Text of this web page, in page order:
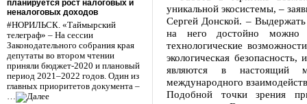
планируется рост налоговых и
неналоговых доходов
#НОРИЛЬСК. «Таймырский
телеграф» – На сессии
Законодательного собрания края
депутаты во втором чтении
приняли бюджет-2020 и плановый
период 2021–2022 годов. Один из
главных приоритетов документа –
…
уникальной экосистемы, –
Сергей Донской. – Выдержать
на него достойно можно
технологические
экологическая
являются в настоящий
международного
Подобной точки зрения